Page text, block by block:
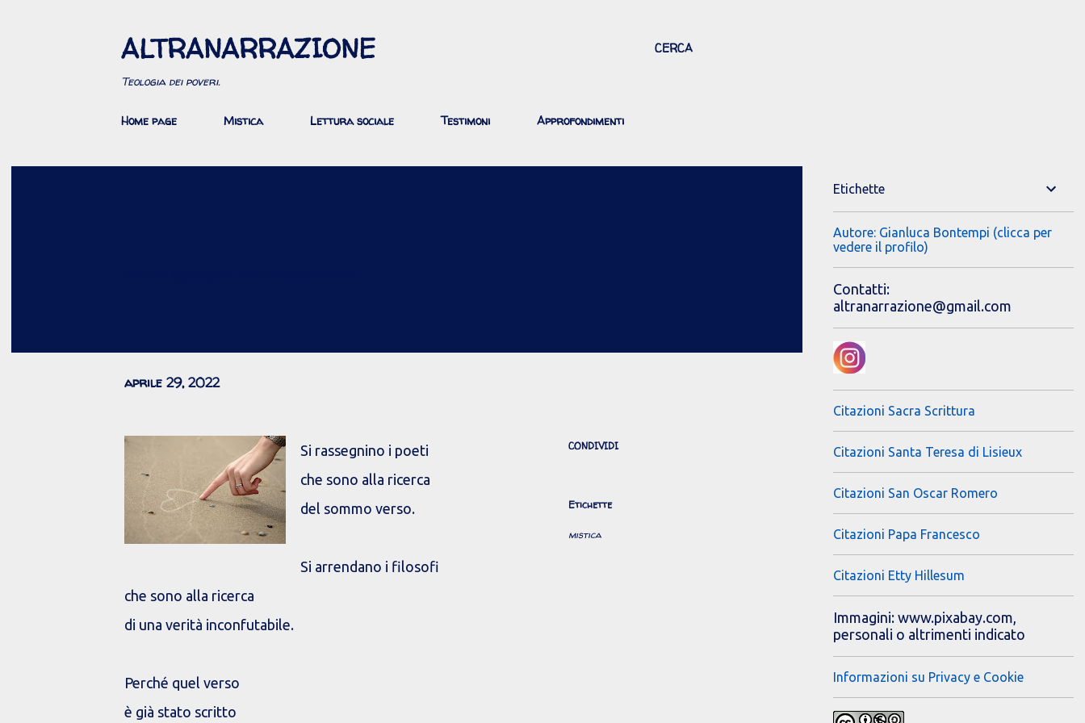
ALTRANARRAZIONE
Teologia dei poveri.
CERCA
Home page Mistica Lettura sociale Testimoni Approfondimenti
aprile 29, 2022
Si rassegnino i poeti
che sono alla ricerca
del sommo verso.
Si arrendano i filosofi
che sono alla ricerca
di una verità inconfutabile.
Perché quel verso
è già stato scritto
CONDIVIDI
Etichette
mistica
Etichette
Autore: Gianluca Bontempi (clicca per
vedere il profilo)
Contatti:
altranarrazione@gmail.com
Citazioni Sacra Scrittura
Citazioni Santa Teresa di Lisieux
Citazioni San Oscar Romero
Citazioni Papa Francesco
Citazioni Etty Hillesum
Immagini: www.pixabay.com,
personali o altrimenti indicato
Informazioni su Privacy e Cookie